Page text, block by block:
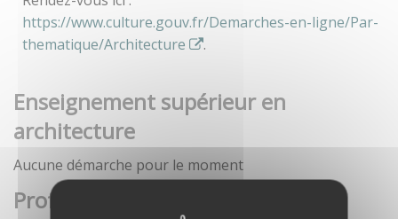
https://www.culture.gouv.fr/Demarches-en-ligne/Par-
thematique/Architecture
.
Enseignement supérieur en
architecture
Aucune démarche pour le moment
Profession architecte